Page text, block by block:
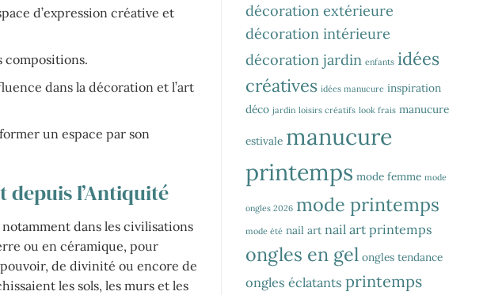
d’expression créative et
compositions.
dans la décoration et l’art
un espace par son
l’Antiquité
dans les civilisations
ou en céramique, pour
de divinité ou encore de
les sols, les murs et les
décoration extérieure
décoration intérieure
décoration jardin enfants idées
créatives idées manucure inspiration
déco jardin loisirs créatifs look frais manucure
estivale manucure
printemps mode femme mode
ongles 2026 mode printemps
mode été nail art nail art printemps
ongles en gel ongles tendance
ongles éclatants printemps